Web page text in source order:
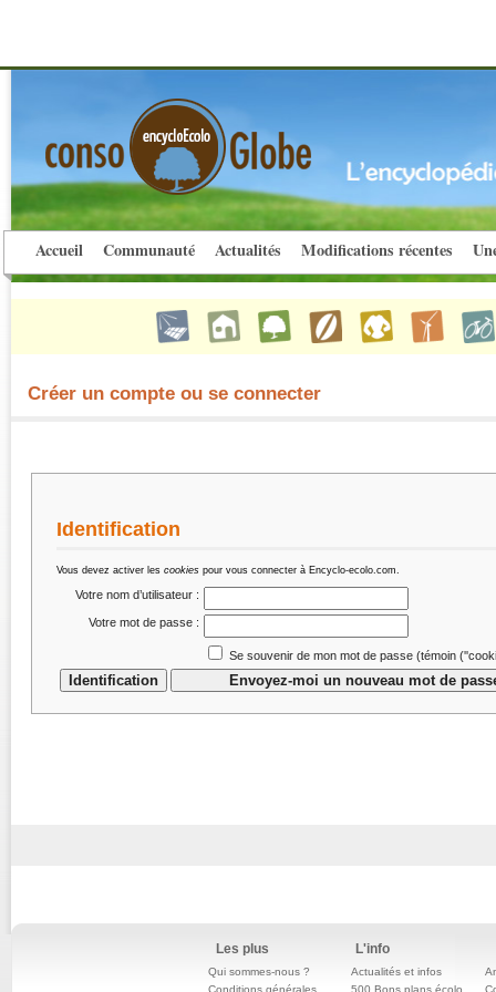
Accueil Communauté Actualités Modifications récentes
Créer un compte ou se connecter
Identification
Vous devez activer les cookies pour vous connecter à Encyclo-ecolo.com.
Votre nom d’utilisateur :
Votre mot de passe :
Se souvenir de mon mot de passe (témoin
Les plus
Qui sommes-nous ?
Conditions générales
L'info
Actualités et infos
500 Bons plans écolo